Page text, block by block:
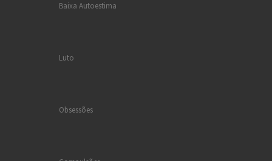
Baixa Autoestima
Luto
Obsessões